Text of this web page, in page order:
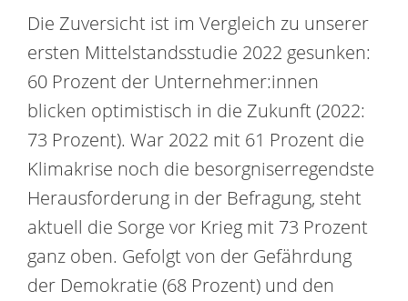
Die Zuversicht ist im Vergleich zu unserer
ersten Mittelstandsstudie 2022 gesunken:
60 Prozent der Unternehmer:innen
blicken optimistisch in die Zukunft (2022:
73 Prozent). War 2022 mit 61 Prozent die
Klimakrise noch die besorgniserregendste
Herausforderung in der Befragung, steht
aktuell die Sorge vor Krieg mit 73 Prozent
ganz oben. Gefolgt von der Gefährdung
der Demokratie (68 Prozent) und den